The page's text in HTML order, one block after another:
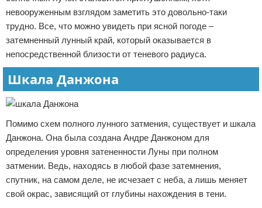
невооруженным взглядом заметить это довольно-таки
трудно. Все, что можно увидеть при ясной погоде –
затемненный лунный край, который оказывается в
непосредственной близости от теневого радиуса.
Шкала Данжона
Помимо схем полного лунного затмения, существует и шкала
Данжона. Она была создана Андре Данжоном для
определения уровня затененности Луны при полном
затмении. Ведь, находясь в любой фазе затемнения,
спутник, на самом деле, не исчезает с неба, а лишь меняет
свой окрас, зависящий от глубины нахождения в тени.